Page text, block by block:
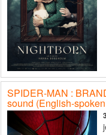
SPIDER-MAN :
sound (English-